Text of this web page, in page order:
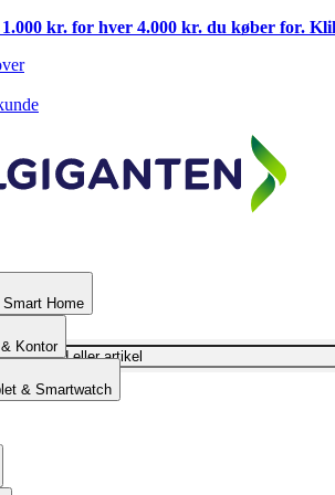
kr. for hver 4.000 kr. du køber for.
Home
Kontor
& Smartwatch